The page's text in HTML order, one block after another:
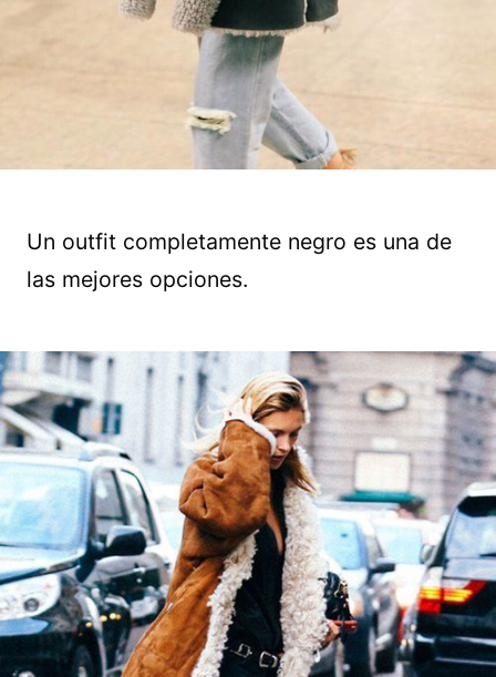
Un outfit completamente negro es una de
las mejores opciones.